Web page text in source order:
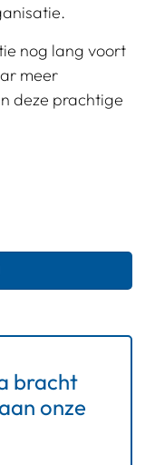
nog lang voort
meer
deze prachtige
bracht
onze